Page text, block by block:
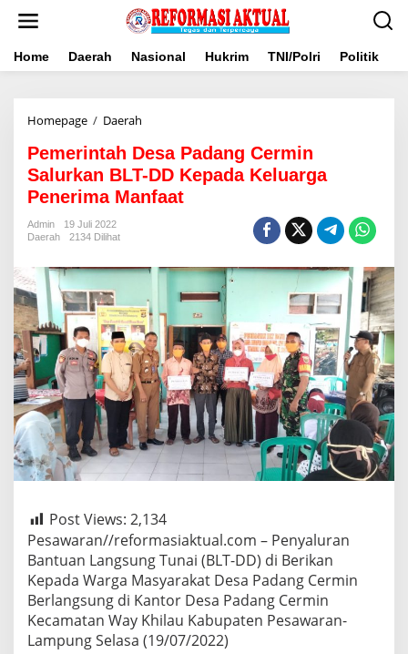
Home Daerah Nasional Hukrim TNI/Polri Politik
Homepage / Daerah
Padang
Cermin
Salurkan
BLT-
Penerima
Pemerintah Desa Padang Cermin
Salurkan BLT-DD Kepada Keluarga
Penerima Manfaat
Admin
19 Juli 2022
Daerah
2134 Dilihat
Post Views: 2,134
Pesawaran//reformasiaktual.com – Penyaluran
Bantuan Langsung Tunai (BLT-DD) di Berikan
Kepada Warga Masyarakat Desa Padang Cermin
Berlangsung di Kantor Desa Padang Cermin
Kecamatan Way Khilau Kabupaten Pesawaran-
Lampung Selasa (19/07/2022)